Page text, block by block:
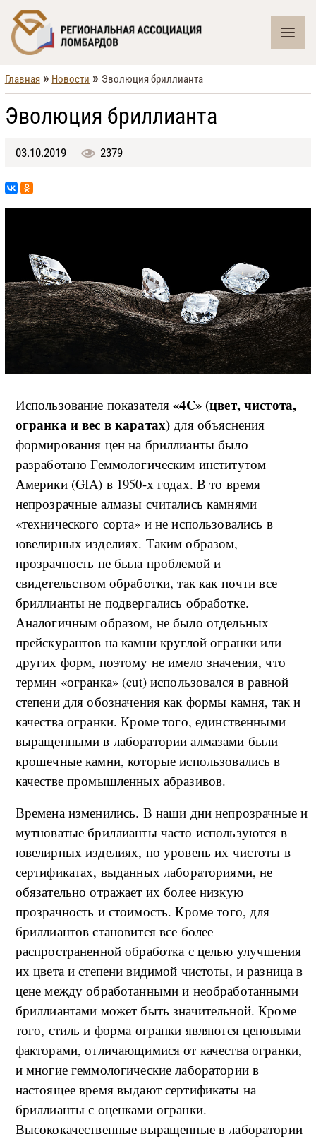
Главная » Новости » Эволюция бриллианта
Эволюция бриллианта
03.10.2019 2379
Использование показателя«4C» (цвет, чистота,
огранка и вес в каратах) для объяснения
формирования цен на бриллианты было
разработано Геммологическим институтом
Америки (GIA) в 1950-х годах. В то время
непрозрачные алмазы считались камнями
«технического сорта» и не использовались в
ювелирных изделиях. Таким образом,
прозрачность не была проблемой и
свидетельством обработки, так как почти все
бриллианты не подвергались обработке.
Аналогичным образом, не было отдельных
прейскурантов на камни круглой огранки или
других форм, поэтому не имело значения, что
термин «огранка» (cut) использовался в равной
степени для обозначения как формы камня, так и
качества огранки. Кроме того, единственными
выращенными в лаборатории алмазами были
крошечные камни, которые использовались в
качестве промышленных абразивов.
Времена изменились. В наши дни непрозрачные и
мутноватые бриллианты часто используются в
ювелирных изделиях, но уровень их чистоты в
сертификатах, выданных лабораториями, не
обязательно отражает их более низкую
прозрачность и стоимость. Кроме того, для
бриллиантов становится все более
распространенной обработка с целью улучшения
их цвета и степени видимой чистоты, и разница в
цене между обработанными и необработанными
бриллиантами может быть значительной. Кроме
того, стиль и форма огранки являются ценовыми
факторами, отличающимися от качества огранки,
и многие геммологические лаборатории в
настоящее время выдают сертификаты на
бриллианты с оценками огранки.
Высококачественные выращенные в лаборатории